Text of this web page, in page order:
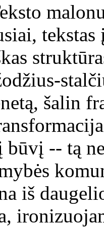
šalin
-- tą
iš